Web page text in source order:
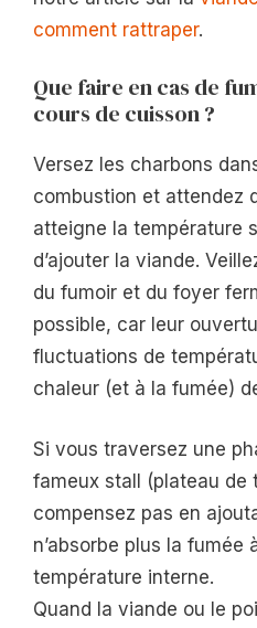
comment rattraper.
Que faire en cas de
cours de cuisson ?
Versez les charbons
combustion et attendez
atteigne la température
d’ajouter la viande.
du fumoir et du foyer
possible, car leur
fluctuations de
chaleur (et à la fumée)
Si vous traversez une
fameux stall (plateau de
compensez pas en
n’absorbe plus la fumée
température interne.
Quand la viande ou le